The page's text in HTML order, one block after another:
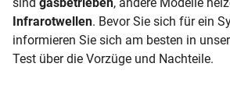
Infrarotwellen. Bevor Sie sich für ein
informieren Sie sich am besten in
Test über die Vorzüge und Nachteile.